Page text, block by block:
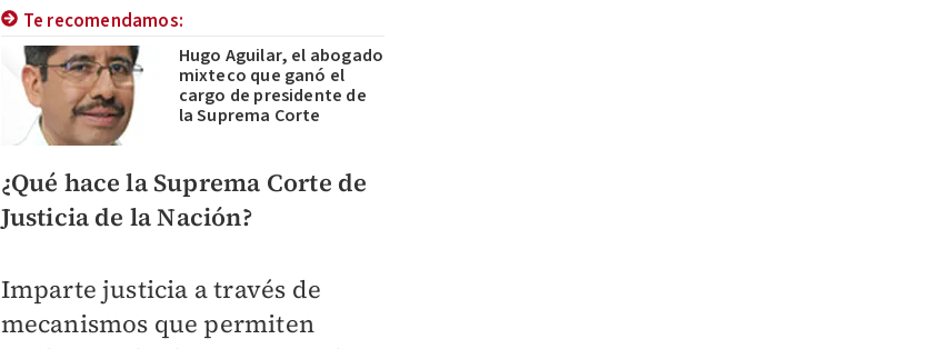
Te recomendamos:
Hugo Aguilar, el abogado
mixteco que ganó el
cargo de presidente de
la Suprema Corte
¿Qué hace la Suprema Corte de
Justicia de la Nación?
Imparte justicia a través de
mecanismos que permiten